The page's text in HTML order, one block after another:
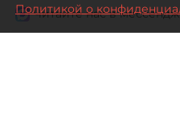
Читайте нас в
Политикой о